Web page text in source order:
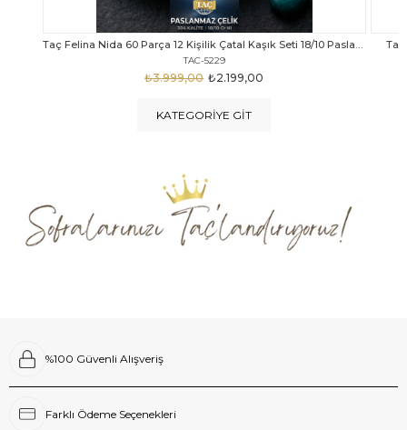
Taç Calista Tivoli 72 Parça 12 Kişilik Çatal Kaşık Bıçak Seti
TAC-5040
₺2.999,00
₺4.289,00
Taç
KATEGORIYE GIT
%100 Güvenli Alışveriş
Farklı Ödeme Seçenekleri